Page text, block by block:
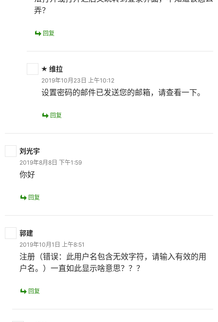
弄？
回复
维拉
2019年10月23日 上午10:12
设置密码的邮件已发送您的邮箱，请查看一下。
回复
刘光宇
2019年8月8日 下午1:59
你好
回复
郭建
2019年10月1日 上午8:51
注册（错误：此用户名包含无效字符，请输入有效的用
户名。）一直如此显示啥意思？？？
回复